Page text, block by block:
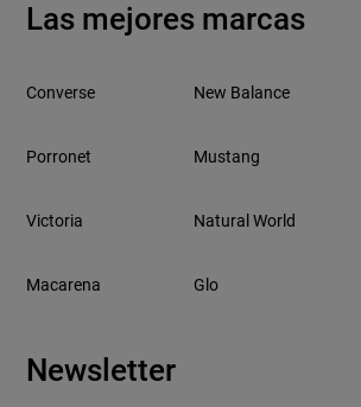
Las mejores marcas
Converse New Balance
Porronet Mustang
Victoria Natural World
Macarena Glo
Newsletter